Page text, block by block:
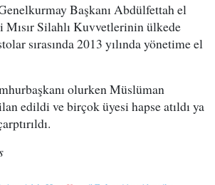
Başkanı Abdülfettah el
Mısır Silahlı Kuvvetlerinin ülkede
sırasında 2013 yılında yönetime el
olurken Müslüman
edildi ve birçok üyesi hapse atıldı ya